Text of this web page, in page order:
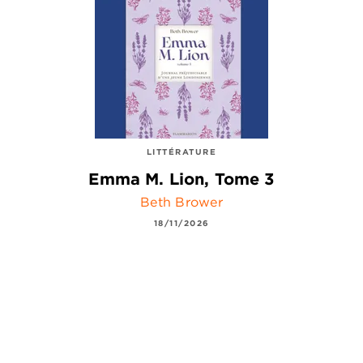
LITTÉRATURE
Emma M. Lion, Tome 3
Beth Brower
18/11/2026